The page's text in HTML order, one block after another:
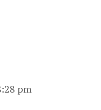
pm